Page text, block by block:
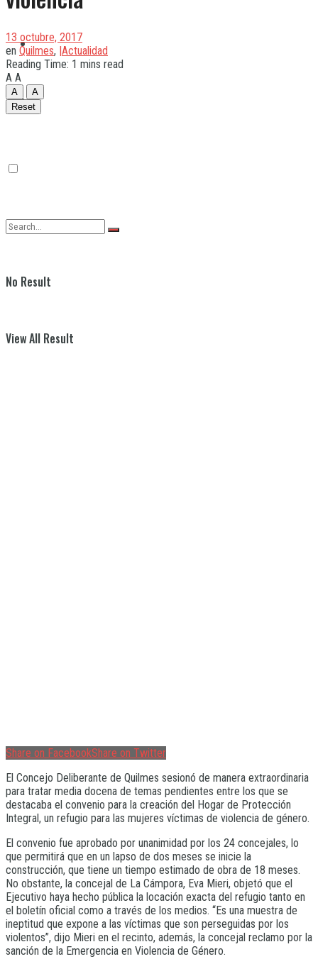
Quilmes
Varela
No Result
View All Result
13 octubre, 2017
en Quilmes, |Actualidad
Reading Time: 1 mins read
A A
A
A
Reset
Share on FacebookShare on Twitter
El Concejo Deliberante de Quilmes sesionó de manera extraordinaria
para tratar media docena de temas pendientes entre los que se
destacaba el convenio para la creación del Hogar de Protección
Integral, un refugio para las mujeres víctimas de violencia de género.
El convenio fue aprobado por unanimidad por los 24 concejales, lo
que permitirá que en un lapso de dos meses se inicie la
construcción, que tiene un tiempo estimado de obra de 18 meses.
No obstante, la concejal de La Cámpora, Eva Mieri, objetó que el
Ejecutivo haya hecho pública la locación exacta del refugio tanto en
el boletín oficial como a través de los medios. “Es una muestra de
ineptitud que expone a las víctimas que son perseguidas por los
violentos”, dijo Mieri en el recinto, además, la concejal reclamo por la
sanción de la Emergencia en Violencia de Género.